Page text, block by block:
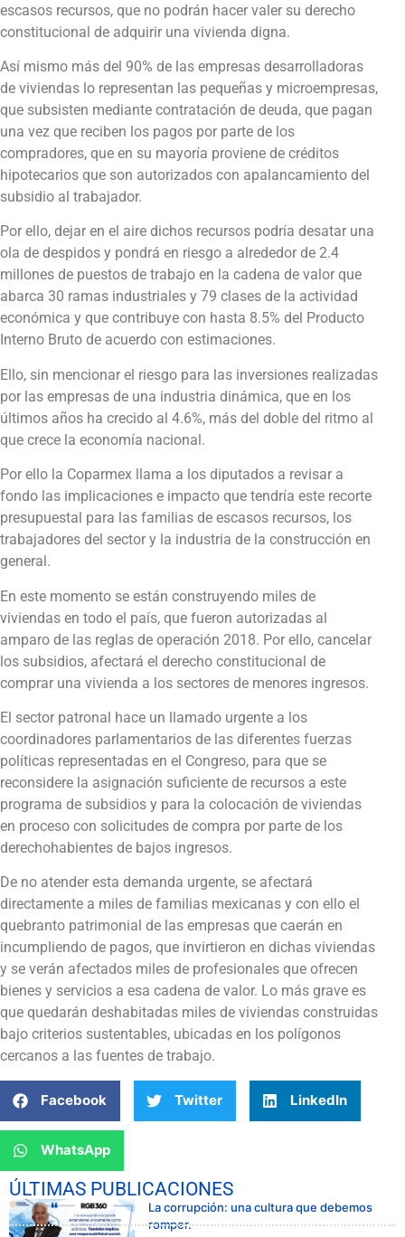
escasos recursos, que no podrán hacer valer su derecho
constitucional de adquirir una vivienda digna.
Así mismo más del 90% de las empresas desarrolladoras
de viviendas lo representan las pequeñas y microempresas,
que subsisten mediante contratación de deuda, que pagan
una vez que reciben los pagos por parte de los
compradores, que en su mayoría proviene de créditos
hipotecarios que son autorizados con apalancamiento del
subsidio al trabajador.
Por ello, dejar en el aire dichos recursos podría desatar una
ola de despidos y pondrá en riesgo a alrededor de 2.4
millones de puestos de trabajo en la cadena de valor que
abarca 30 ramas industriales y 79 clases de la actividad
económica y que contribuye con hasta 8.5% del Producto
Interno Bruto de acuerdo con estimaciones.
Ello, sin mencionar el riesgo para las inversiones realizadas
por las empresas de una industria dinámica, que en los
últimos años ha crecido al 4.6%, más del doble del ritmo al
que crece la economía nacional.
Por ello la Coparmex llama a los diputados a revisar a
fondo las implicaciones e impacto que tendría este recorte
presupuestal para las familias de escasos recursos, los
trabajadores del sector y la industria de la construcción en
general.
En este momento se están construyendo miles de
viviendas en todo el país, que fueron autorizadas al
amparo de las reglas de operación 2018. Por ello, cancelar
los subsidios, afectará el derecho constitucional de
comprar una vivienda a los sectores de menores ingresos.
El sector patronal hace un llamado urgente a los
coordinadores parlamentarios de las diferentes fuerzas
políticas representadas en el Congreso, para que se
reconsidere la asignación suficiente de recursos a este
programa de subsidios y para la colocación de viviendas
en proceso con solicitudes de compra por parte de los
derechohabientes de bajos ingresos.
De no atender esta demanda urgente, se afectará
directamente a miles de familias mexicanas y con ello el
quebranto patrimonial de las empresas que caerán en
incumpliendo de pagos, que invirtieron en dichas viviendas
y se verán afectados miles de profesionales que ofrecen
bienes y servicios a esa cadena de valor. Lo más grave es
que quedarán deshabitadas miles de viviendas construidas
bajo criterios sustentables, ubicadas en los polígonos
cercanos a las fuentes de trabajo.
Facebook Twitter LinkedIn
WhatsApp
ÚLTIMAS PUBLICACIONES
La corrupción: una cultura que debemos
romper.